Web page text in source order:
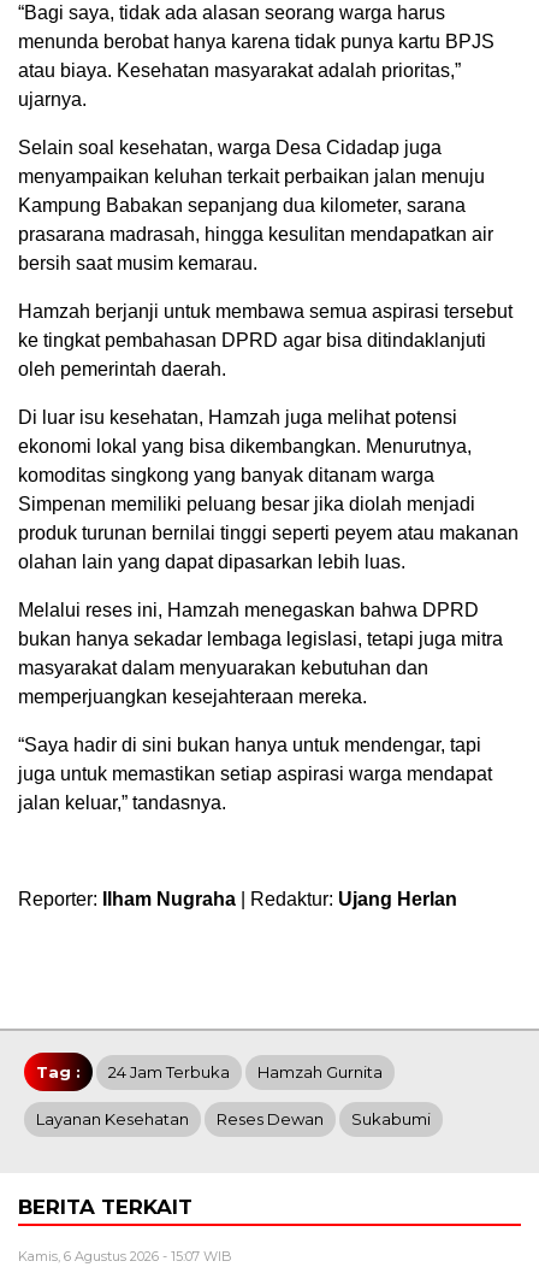
“Bagi saya, tidak ada alasan seorang warga harus
menunda berobat hanya karena tidak punya kartu BPJS
atau biaya. Kesehatan masyarakat adalah prioritas,”
ujarnya.
Selain soal kesehatan, warga Desa Cidadap juga
menyampaikan keluhan terkait perbaikan jalan menuju
Kampung Babakan sepanjang dua kilometer, sarana
prasarana madrasah, hingga kesulitan mendapatkan air
bersih saat musim kemarau.
Hamzah berjanji untuk membawa semua aspirasi tersebut
ke tingkat pembahasan DPRD agar bisa ditindaklanjuti
oleh pemerintah daerah.
Di luar isu kesehatan, Hamzah juga melihat potensi
ekonomi lokal yang bisa dikembangkan. Menurutnya,
komoditas singkong yang banyak ditanam warga
Simpenan memiliki peluang besar jika diolah menjadi
produk turunan bernilai tinggi seperti peyem atau makanan
olahan lain yang dapat dipasarkan lebih luas.
Melalui reses ini, Hamzah menegaskan bahwa DPRD
bukan hanya sekadar lembaga legislasi, tetapi juga mitra
masyarakat dalam menyuarakan kebutuhan dan
memperjuangkan kesejahteraan mereka.
“Saya hadir di sini bukan hanya untuk mendengar, tapi
juga untuk memastikan setiap aspirasi warga mendapat
jalan keluar,” tandasnya.
Reporter: Ilham Nugraha | Redaktur: Ujang Herlan
Tag : 24 Jam Terbuka Hamzah Gurnita
Layanan Kesehatan Reses Dewan Sukabumi
BERITA TERKAIT
Kamis, 6 Agustus 2026 - 15:07 WIB